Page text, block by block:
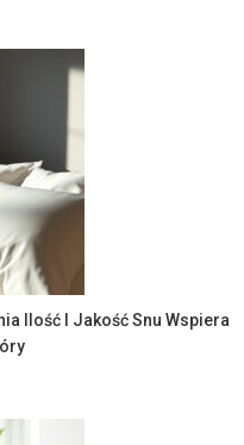
Ilość I Jakość Snu Wspiera